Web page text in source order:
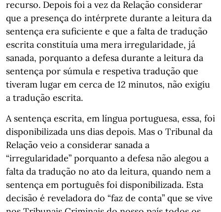
recurso. Depois foi a vez da Relação considerar
que a presença do intérprete durante a leitura da
sentença era suficiente e que a falta de tradução
escrita constituía uma mera irregularidade, já
sanada, porquanto a defesa durante a leitura da
sentença por súmula e respetiva tradução que
tiveram lugar em cerca de 12 minutos, não exigiu
a tradução escrita.
A sentença escrita, em língua portuguesa, essa, foi
disponibilizada uns dias depois. Mas o Tribunal da
Relação veio a considerar sanada a
“irregularidade” porquanto a defesa não alegou a
falta da tradução no ato da leitura, quando nem a
sentença em português foi disponibilizada. Esta
decisão é reveladora do “faz de conta” que se vive